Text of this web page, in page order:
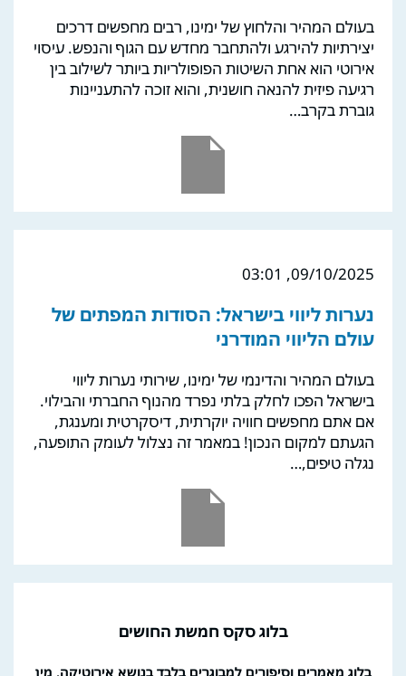
בעולם המהיר והלחוץ של ימינו, רבים מחפשים דרכים
יצירתיות להירגע ולהתחבר מחדש עם הגוף והנפש. עיסוי
אירוטי הוא אחת השיטות הפופולריות ביותר לשילוב בין
רגיעה פיזית להנאה חושנית, והוא זוכה להתעניינות
גוברת בקרב…
09/10/2025, 03:01
נערות ליווי בישראל: הסודות המפתים של
עולם הליווי המודרני
בעולם המהיר והדינמי של ימינו, שירותי נערות ליווי
בישראל הפכו לחלק בלתי נפרד מהנוף החברתי והבילוי.
אם אתם מחפשים חוויה יוקרתית, דיסקרטית ומענגת,
הגעתם למקום הנכון! במאמר זה נצלול לעומק התופעה,
נגלה טיפים,…
בלוג סקס חמשת החושים
בלוג מאמרים וסיפורים למבוגרים בלבד בנושא אירוטיקה, מין